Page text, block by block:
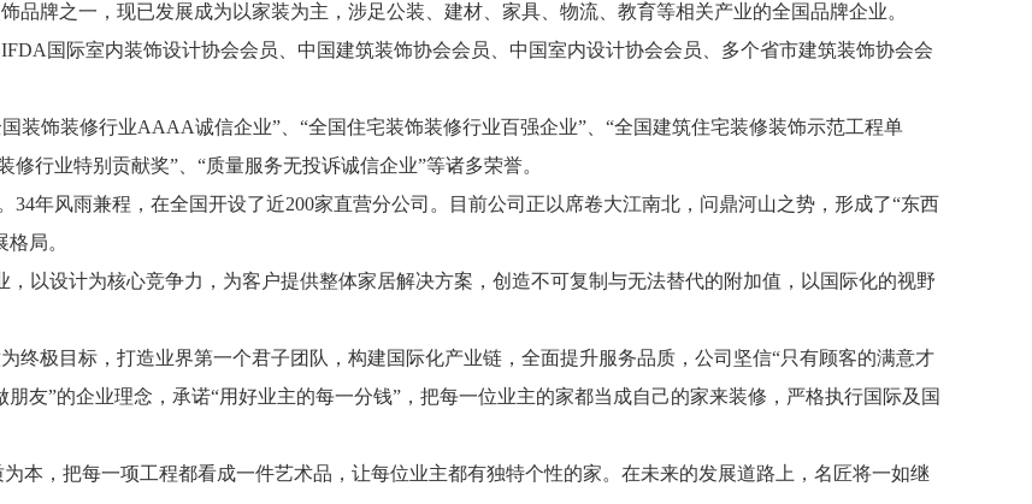
品牌之一，现已发展成为以家装为主，涉足公装、建材、家具、物流、教育等相关产业的全国品牌企业。
国际室内装饰设计协会会员、中国建筑装饰协会会员、中国室内设计协会会员、多个省市建筑装饰协会会
装饰装修行业AAAA诚信企业”、“全国住宅装饰装修行业百强企业”、“全国建筑住宅装修装饰示范工程单
行业特别贡献奖”、“质量服务无投诉诚信企业”等诸多荣誉。
34年风雨兼程，在全国开设了近200家直营分公司。目前公司正以席卷大江南北，问鼎河山之势，形成了“东西
局。
，以设计为核心竞争力，为客户提供整体家居解决方案，创造不可复制与无法替代的附加值，以国际化的视野
终极目标，打造业界第一个君子团队，构建国际化产业链，全面提升服务品质，公司坚信“只有顾客的满意才
友”的企业理念，承诺“用好业主的每一分钱”，把每一位业主的家都当成自己的家来装修，严格执行国际及国
本，把每一项工程都看成一件艺术品，让每位业主都有独特个性的家。在未来的发展道路上，名匠将一如继